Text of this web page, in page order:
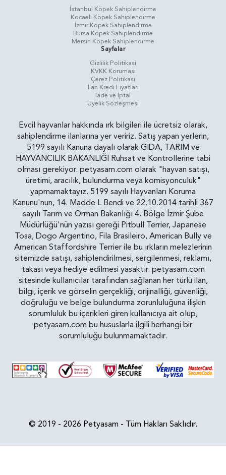
İstanbul Köpek Sahiplendirme
Kocaeli Köpek Sahiplendirme
İzmir Köpek Sahiplendirme
Bursa Köpek Sahiplendirme
Mersin Köpek Sahiplendirme
Sayfalar
Gizlilik Politikasi
KVKK Koruması
Çerez Politikası
İlan Kredi Fiyatları
İade ve İptal
Üyelik Sözleşmesi
Evcil hayvanlar hakkında ırk bilgileri ile ücretsiz olarak,
sahiplendirme ilanlarına yer veririz. Satış yapan yerlerin,
5199 sayılı Kanuna dayalı olarak GIDA, TARIM ve
HAYVANCILIK BAKANLIĞI Ruhsat ve Kontrollerine tabi
olması gerekiyor. petyasam.com olarak "hayvan satışı,
üretimi, aracılık, bulundurma veya komisyonculuk"
yapmamaktayız. 5199 sayılı Hayvanları Koruma
Kanunu'nun, 14. Madde L Bendi ve 22.10.2014 tarihli 367
sayılı Tarım ve Orman Bakanlığı 4. Bölge İzmir Şube
Müdürlüğü'nün yazısı gereği Pitbull Terrier, Japanese
Tosa, Dogo Argentino, Fila Brasileiro, American Bully ve
American Staffordshire Terrier ile bu ırkların melezlerinin
sitemizde satışı, sahiplendirilmesi, sergilenmesi, reklamı,
takası veya hediye edilmesi yasaktır. petyasam.com
sitesinde kullanıcılar tarafından sağlanan her türlü ilan,
bilgi, içerik ve görselin gerçekliği, orijinalliği, güvenliği,
doğruluğu ve belge bulundurma zorunluluğuna ilişkin
sorumluluk bu içerikleri giren kullanıcıya ait olup,
petyasam.com bu hususlarla ilgili herhangi bir
sorumluluğu bulunmamaktadır.
© 2019 - 2026 Petyasam - Tüm Hakları Saklıdır.